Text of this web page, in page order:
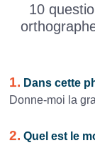
10
1. Dans cette
Donne-moi la
2. Quel est le